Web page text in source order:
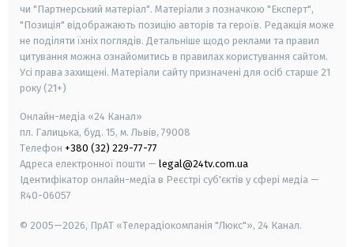
чи "Партнерський матеріал". Матеріали з позначкою "Експерт",
"Позиція" відображають позицію авторів та героїв. Редакція може
не поділяти їхніх поглядів. Детальніше щодо реклами та правил
цитування можна ознайомитись в правилах користування сайтом.
Усі права захищені. Матеріали сайту призначені для осіб старше 21
року (21+)
Онлайн-медіа «24 Канал»
пл. Галицька, буд. 15, м. Львів, 79008
Телефон +380 (32) 229-77-77
Адреса електронної пошти — legal@24tv.com.ua
Ідентифікатор онлайн-медіа в Реєстрі суб'єктів у сфері медіа —
R40-06057
© 2005—2026, ПрАТ «Телерадіокомпанія "Люкс"», 24 Канал.